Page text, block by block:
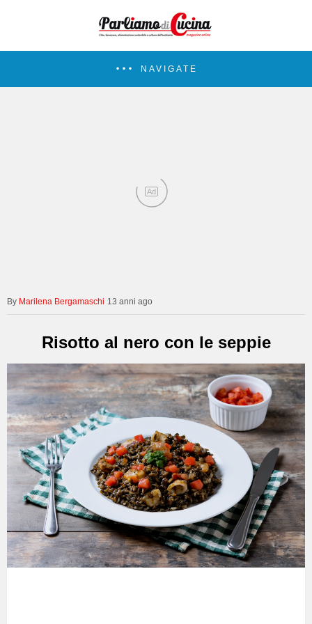
NAVIGATE
Ad
Marilena Bergamaschi 13 anni ago
Risotto al nero con le seppie